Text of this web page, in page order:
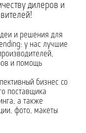
дилеров и
и решения для
у нас лучшие
и помощь
бизнес со
поставщика
а также
фото, макеты